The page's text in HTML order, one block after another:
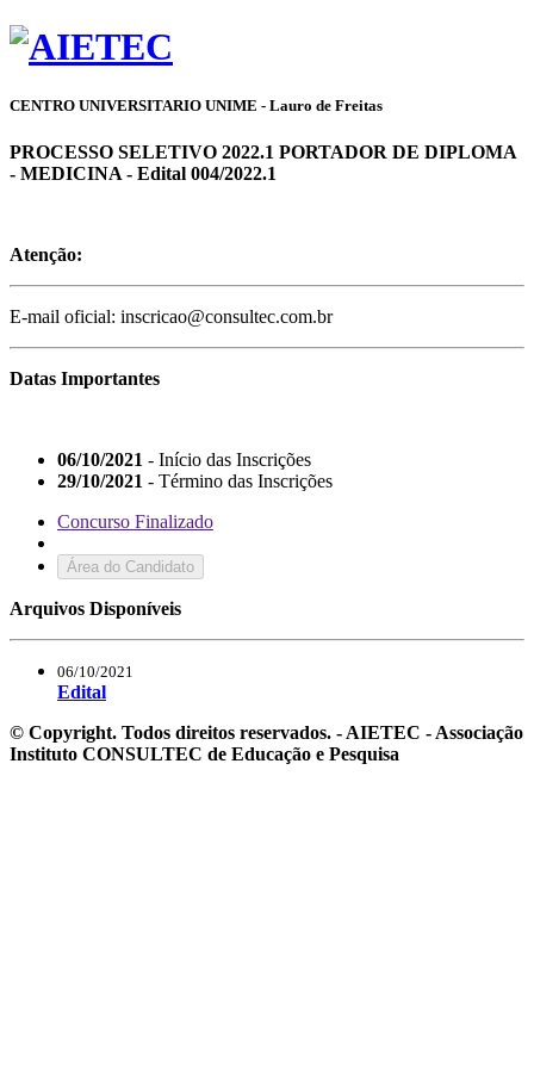
CENTRO UNIVERSITARIO UNIME - Lauro de Freitas
PROCESSO SELETIVO 2022.1 PORTADOR DE DIPLOMA
- MEDICINA - Edital 004/2022.1
Atenção:
E-mail oficial: inscricao@consultec.com.br
Datas Importantes
06/10/2021 - Início das Inscrições
29/10/2021 - Término das Inscrições
Concurso Finalizado
Área do Candidato
Arquivos Disponíveis
06/10/2021
Edital
© Copyright. Todos direitos reservados. - AIETEC - Associação
Instituto CONSULTEC de Educação e Pesquisa